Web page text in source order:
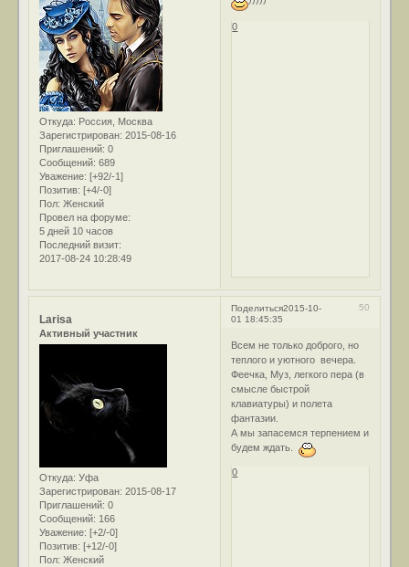
Откуда: Россия, Москва
Зарегистрирован: 2015-08-16
Приглашений: 0
Сообщений: 689
Уважение: [+92/-1]
Позитив: [+4/-0]
Пол: Женский
Провел на форуме:
5 дней 10 часов
Последний визит:
2017-08-24 10:28:49
0
Поделиться 50
2015-10-
01 18:45:35
Larisa
Активный участник
Откуда: Уфа
Зарегистрирован: 2015-08-17
Приглашений: 0
Сообщений: 166
Уважение: [+2/-0]
Позитив: [+12/-0]
Пол: Женский
Всем не только доброго, но
теплого и уютного вечера.
Феечка, Муз, легкого пера (в
смысле быстрой
клавиатуры) и полета
фантазии.
А мы запасемся терпением и
будем ждать.
0